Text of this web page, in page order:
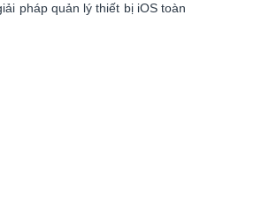
pháp quản lý thiết bị iOS toàn